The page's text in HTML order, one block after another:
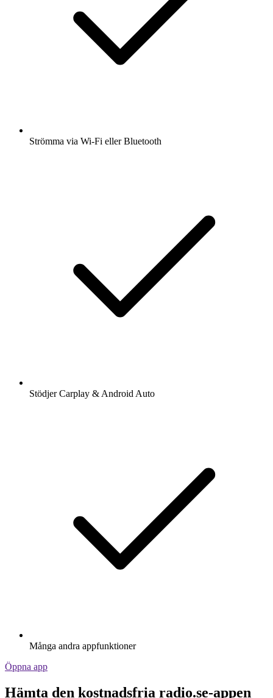
Strömma via Wi-Fi eller Bluetooth
Stödjer Carplay & Android Auto
Många andra appfunktioner
Öppna app
Hämta den kostnadsfria radio.se-appen